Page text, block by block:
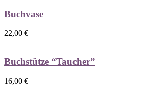
Buchvase
22,00 €
Buchstütze “Taucher”
16,00 €